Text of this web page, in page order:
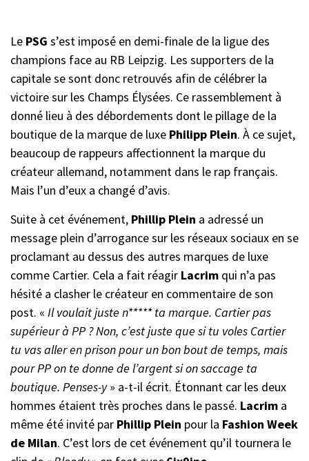
Le PSG s’est imposé en demi-finale de la ligue des
champions face au RB Leipzig. Les supporters de la
capitale se sont donc retrouvés afin de célébrer la
victoire sur les Champs Élysées. Ce rassemblement à
donné lieu à des débordements dont le pillage de la
boutique de la marque de luxe Philipp Plein. À ce sujet,
beaucoup de rappeurs affectionnent la marque du
créateur allemand, notamment dans le rap français.
Mais l’un d’eux a changé d’avis.
Suite à cet événement, Phillip Plein a adressé un
message plein d’arrogance sur les réseaux sociaux en se
proclamant au dessus des autres marques de luxe
comme Cartier. Cela a fait réagir Lacrim qui n’a pas
hésité a clasher le créateur en commentaire de son
post. « Il voulait juste n***** ta marque. Cartier pas
supérieur à PP ? Non, c’est juste que si tu voles Cartier
tu vas aller en prison pour un bon bout de temps, mais
pour PP on te donne de l’argent si on saccage ta
boutique. Penses-y» a-t-il écrit. Étonnant car les deux
hommes étaient très proches dans le passé. Lacrim a
même été invité par Phillip Plein pour la Fashion Week
de Milan. C’est lors de cet événement qu’il tournera le